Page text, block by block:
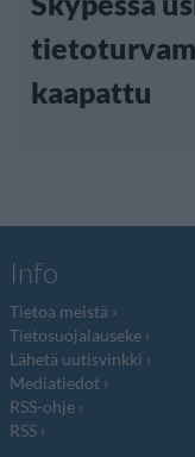
kaapattu
Info
Tietoa meistä
Tietosuojalauseke
Lähetä uutisvinkki
Mediatiedot
RSS-ohje
RSS